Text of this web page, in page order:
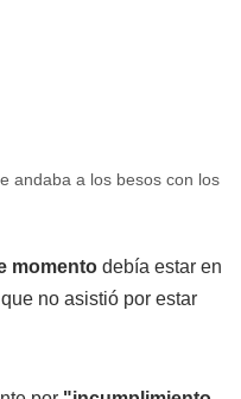
andaba a los besos con los
momento debía estar en
no asistió por estar